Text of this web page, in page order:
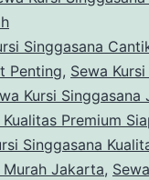
Singgasana
Penting, Sewa
Kursi Singgasana
Premium
Singgasana
Murah Jakarta,